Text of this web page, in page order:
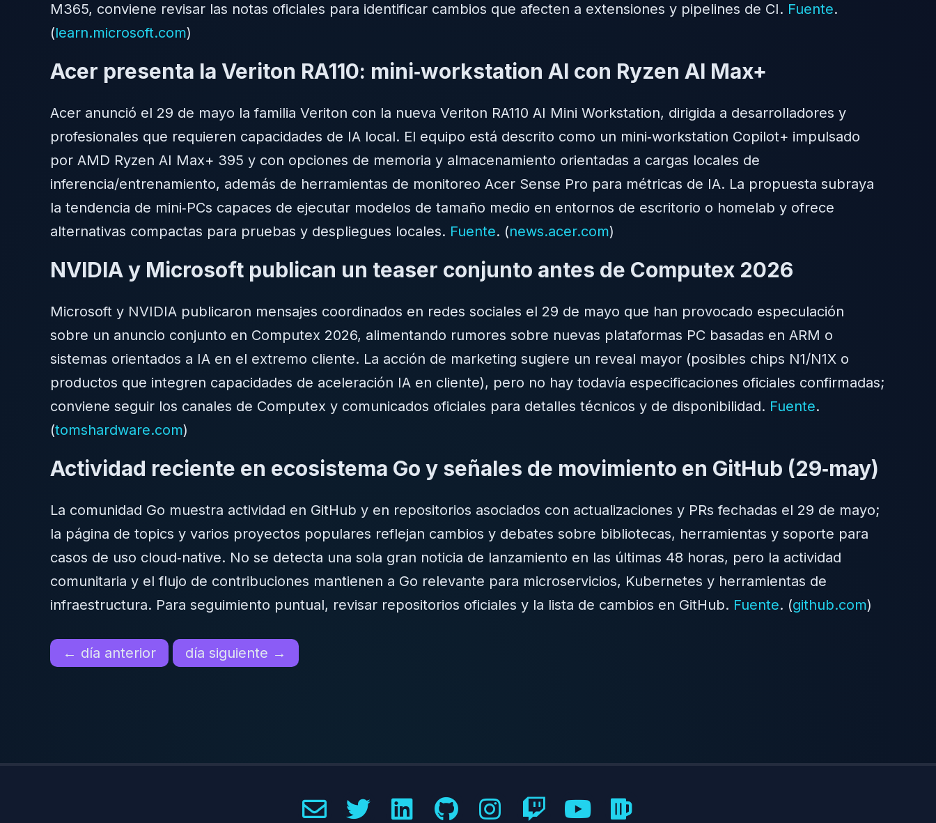
M365, conviene revisar las notas oficiales para identificar cambios que afecten a extensiones y pipelines de CI. Fuente.
(learn.microsoft.com)
Acer presenta la Veriton RA110: mini‑workstation AI con Ryzen AI Max+
Acer anunció el 29 de mayo la familia Veriton con la nueva Veriton RA110 AI Mini Workstation, dirigida a desarrolladores y
profesionales que requieren capacidades de IA local. El equipo está descrito como un mini‑workstation Copilot+ impulsado
por AMD Ryzen AI Max+ 395 y con opciones de memoria y almacenamiento orientadas a cargas locales de
inferencia/entrenamiento, además de herramientas de monitoreo Acer Sense Pro para métricas de IA. La propuesta subraya
la tendencia de mini‑PCs capaces de ejecutar modelos de tamaño medio en entornos de escritorio o homelab y ofrece
alternativas compactas para pruebas y despliegues locales. Fuente. (news.acer.com)
NVIDIA y Microsoft publican un teaser conjunto antes de Computex 2026
Microsoft y NVIDIA publicaron mensajes coordinados en redes sociales el 29 de mayo que han provocado especulación
sobre un anuncio conjunto en Computex 2026, alimentando rumores sobre nuevas plataformas PC basadas en ARM o
sistemas orientados a IA en el extremo cliente. La acción de marketing sugiere un reveal mayor (posibles chips N1/N1X o
productos que integren capacidades de aceleración IA en cliente), pero no hay todavía especificaciones oficiales confirmadas;
conviene seguir los canales de Computex y comunicados oficiales para detalles técnicos y de disponibilidad. Fuente.
(tomshardware.com)
Actividad reciente en ecosistema Go y señales de movimiento en GitHub (29‑may)
La comunidad Go muestra actividad en GitHub y en repositorios asociados con actualizaciones y PRs fechadas el 29 de mayo;
la página de topics y varios proyectos populares reflejan cambios y debates sobre bibliotecas, herramientas y soporte para
casos de uso cloud‑native. No se detecta una sola gran noticia de lanzamiento en las últimas 48 horas, pero la actividad
comunitaria y el flujo de contribuciones mantienen a Go relevante para microservicios, Kubernetes y herramientas de
infraestructura. Para seguimiento puntual, revisar repositorios oficiales y la lista de cambios en GitHub. Fuente. (github.com)
← día anterior día siguiente →